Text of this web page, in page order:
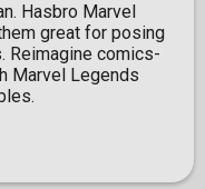
Hasbro Marvel
great for posing
Reimagine comics-
Marvel Legends